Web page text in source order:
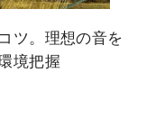
ツ。理想の音を
境把握